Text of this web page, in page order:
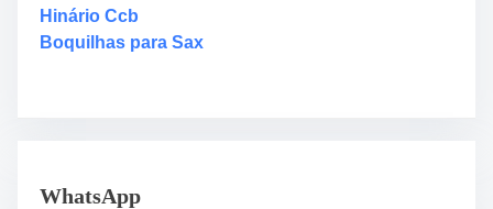
r
e
Hinário Ccb
Boquilhas para Sax
WhatsApp